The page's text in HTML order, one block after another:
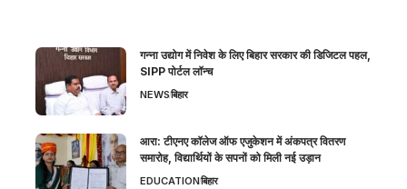
गन्ना उद्योग में निवेश के लिए बिहार सरकार की डिजिटल पहल,
SIPP पोर्टल लॉन्च
NEWSबिहार
आरा: टीएनए कॉलेज ऑफ एजुकेशन में अंकपत्र वितरण
समारोह, विद्यार्थियों के सपनों को मिली नई उड़ान
EDUCATIONबिहार